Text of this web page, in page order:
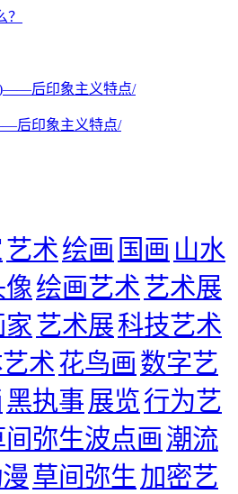
后印象主义特点/
艺术绘画 国画 山水
像绘画艺术艺术展
家艺术展科技艺术
术花鸟画 数字艺
黑执事 展览行为艺
间弥生波点画 潮流
草间弥生 加密艺